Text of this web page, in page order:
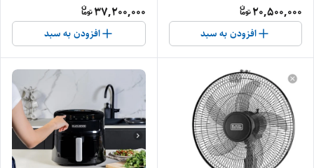
20,500,000
افزودن به سبد
37,200,000
افزودن به سبد